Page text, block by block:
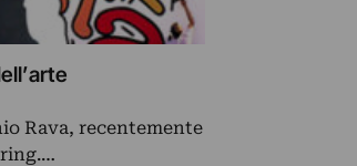
Rava, recentemente